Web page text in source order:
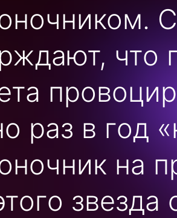
что
раз в год
на
звезда